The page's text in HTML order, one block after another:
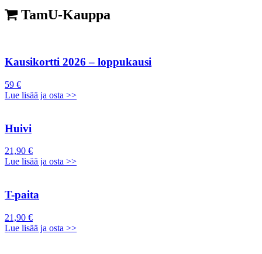
TamU-Kauppa
Kausikortti 2026 – loppukausi
59 €
Lue lisää ja osta >>
Huivi
21,90 €
Lue lisää ja osta >>
T-paita
21,90 €
Lue lisää ja osta >>